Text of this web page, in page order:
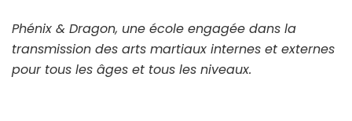
Phénix & Dragon, une école engagée dans la
transmission des arts martiaux internes et externes
pour tous les âges et tous les niveaux.